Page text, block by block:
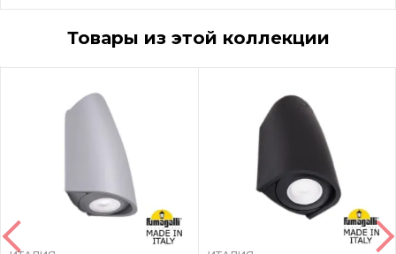
Товары из этой коллекции